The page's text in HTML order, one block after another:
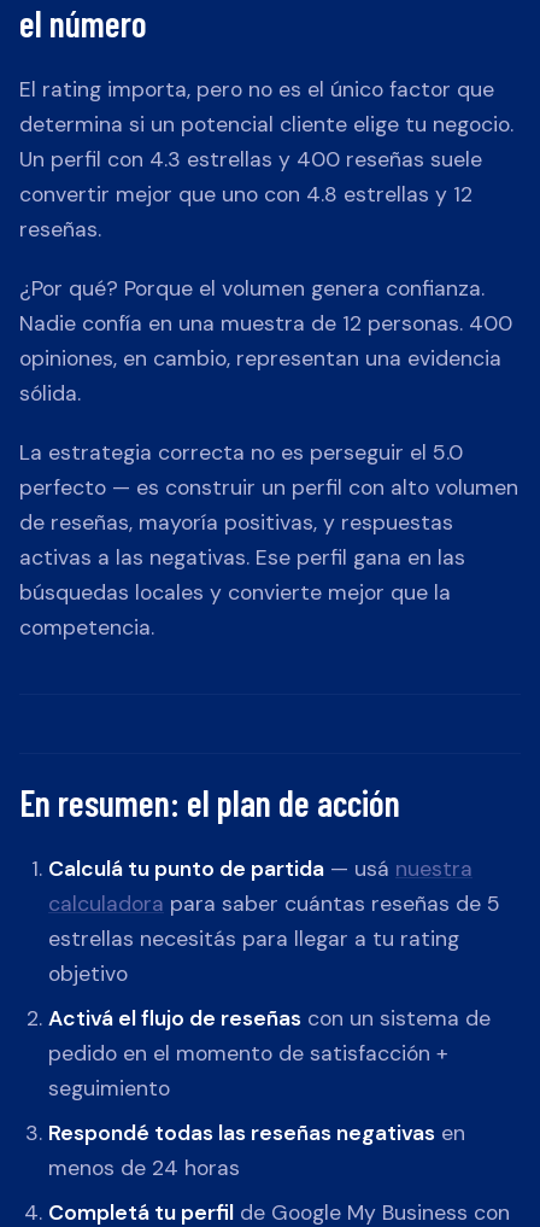
el número
El rating importa, pero no es el único factor que
determina si un potencial cliente elige tu negocio.
Un perfil con 4.3 estrellas y 400 reseñas suele
convertir mejor que uno con 4.8 estrellas y 12
reseñas.
¿Por qué? Porque el volumen genera confianza.
Nadie confía en una muestra de 12 personas. 400
opiniones, en cambio, representan una evidencia
sólida.
La estrategia correcta no es perseguir el 5.0
perfecto — es construir un perfil con alto volumen
de reseñas, mayoría positivas, y respuestas
activas a las negativas. Ese perfil gana en las
búsquedas locales y convierte mejor que la
competencia.
En resumen: el plan de acción
Calculá tu punto de partida — usá nuestra
calculadora para saber cuántas reseñas de 5
estrellas necesitás para llegar a tu rating
objetivo
Activá el flujo de reseñas con un sistema de
pedido en el momento de satisfacción +
seguimiento
Respondé todas las reseñas negativas en
menos de 24 horas
Completá tu perfil de Google My Business con